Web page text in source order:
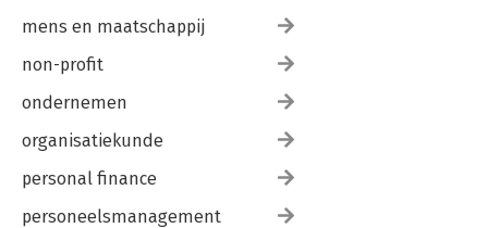
mens en maatschappij
non-profit
ondernemen
organisatiekunde
personal finance
personeelsmanagement